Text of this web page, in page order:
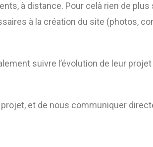
à distance. Pour celà rien de plus
à la création du site (photos,
suivre l’évolution de leur
et de nous communiquer